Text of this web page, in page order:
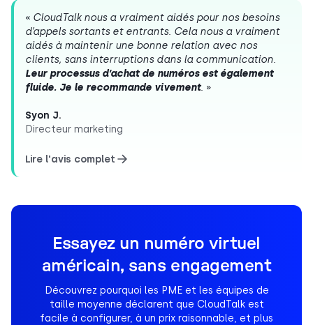
« CloudTalk nous a vraiment aidés pour nos besoins
d’appels sortants et entrants. Cela nous a vraiment
aidés à maintenir une bonne relation avec nos
clients, sans interruptions dans la communication.
Leur processus d’achat de numéros est également
fluide. Je le recommande vivement. »
Syon J.
Directeur marketing
Lire l'avis complet
Essayez un numéro virtuel
américain, sans engagement
Découvrez pourquoi les PME et les équipes de
taille moyenne déclarent que CloudTalk est
facile à configurer, à un prix raisonnable, et plus